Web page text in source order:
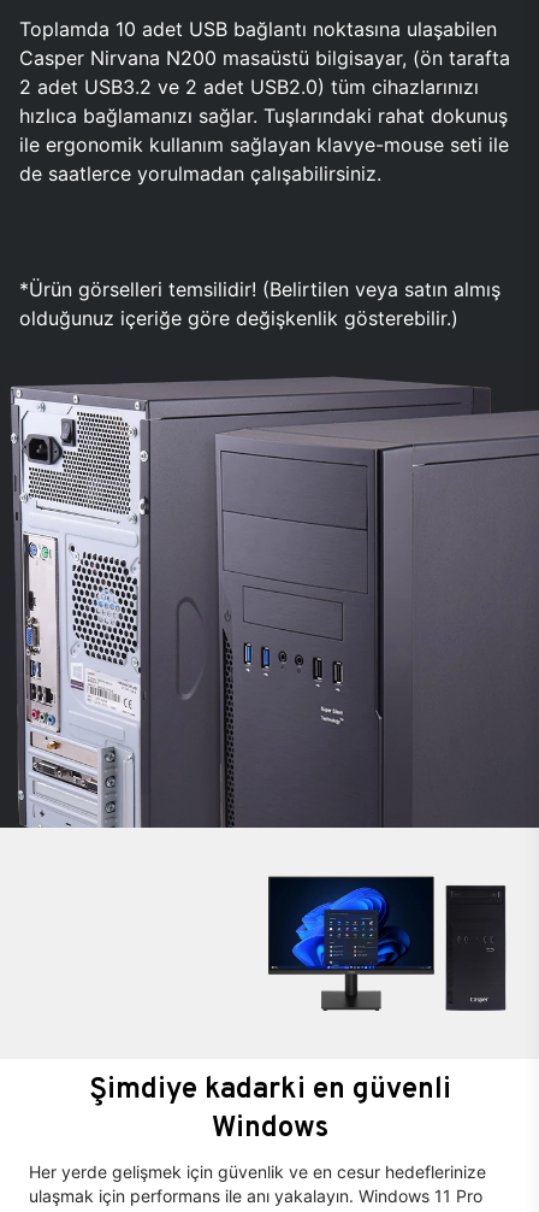
Toplamda 10 adet USB bağlantı noktasına ulaşabilen
Casper Nirvana N200 masaüstü bilgisayar, (ön tarafta
2 adet USB3.2 ve 2 adet USB2.0) tüm cihazlarınızı
hızlıca bağlamanızı sağlar. Tuşlarındaki rahat dokunuş
ile ergonomik kullanım sağlayan klavye-mouse seti ile
de saatlerce yorulmadan çalışabilirsiniz.
*Ürün görselleri temsilidir! (Belirtilen veya satın almış
olduğunuz içeriğe göre değişkenlik gösterebilir.)
Şimdiye kadarki en güvenli
Windows
Her yerde gelişmek için güvenlik ve en cesur hedeflerinize
ulaşmak için performans ile anı yakalayın. Windows 11 Pro